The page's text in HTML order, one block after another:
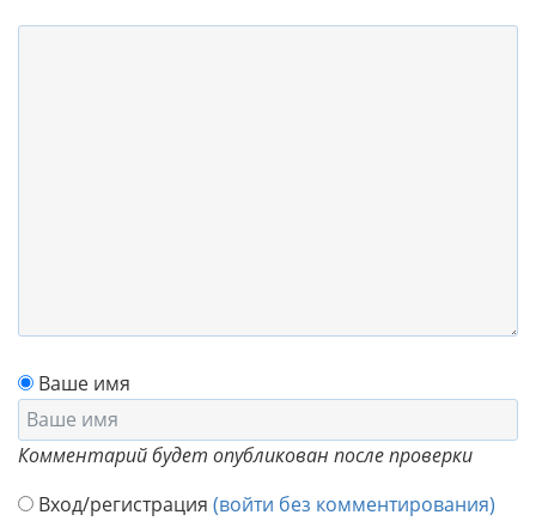
Ваше имя
Комментарий будет опубликован после проверки
Вход/регистрация (войти без комментирования)